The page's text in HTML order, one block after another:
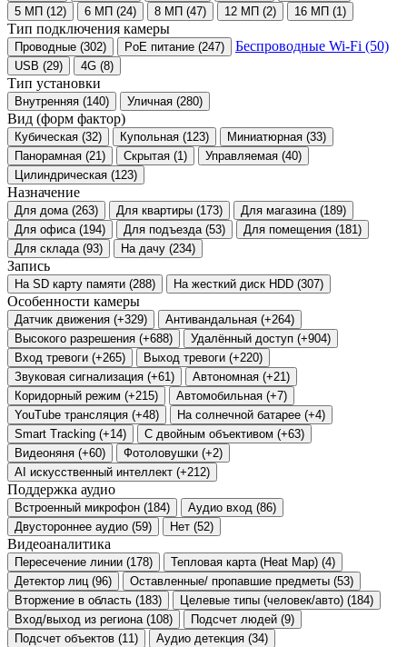
5 МП (12) 6 МП (24) 8 МП (47) 12 МП (2) 16 МП (1)
Тип подключения камеры
Проводные (302) PoE питание (247) Беспроводные Wi-Fi (50)
USB (29) 4G (8)
Тип установки
Внутренняя (140) Уличная (280)
Вид (форм фактор)
Кубическая (32) Купольная (123) Миниатюрная (33)
Панорамная (21) Скрытая (1) Управляемая (40)
Цилиндрическая (123)
Назначение
Для дома (263) Для квартиры (173) Для магазина (189)
Для офиса (194) Для подъезда (53) Для помещения (181)
Для склада (93) На дачу (234)
Запись
На SD карту памяти (288) На жесткий диск HDD (307)
Особенности камеры
Датчик движения (+329) Антивандальная (+264)
Высокого разрешения (+688) Удалённый доступ (+904)
Вход тревоги (+265) Выход тревоги (+220)
Звуковая сигнализация (+61) Автономная (+21)
Коридорный режим (+215) Автомобильная (+7)
YouTube трансляция (+48) На солнечной батарее (+4)
Smart Tracking (+14) С двойным объективом (+63)
Видеоняня (+60) Фотоловушки (+2)
AI искусственный интеллект (+212)
Поддержка аудио
Встроенный микрофон (184) Аудио вход (86)
Двустороннее аудио (59) Нет (52)
Видеоаналитика
Пересечение линии (178) Тепловая карта (Heat Map) (4)
Детектор лиц (96) Оставленные/ пропавшие предметы (53)
Вторжение в область (183) Целевые типы (человек/авто) (184)
Вход/выход из региона (108) Подсчет людей (9)
Подсчет объектов (11) Аудио детекция (34)